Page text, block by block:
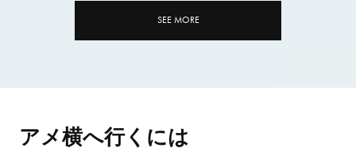
SEE MORE
アメ横へ行くには